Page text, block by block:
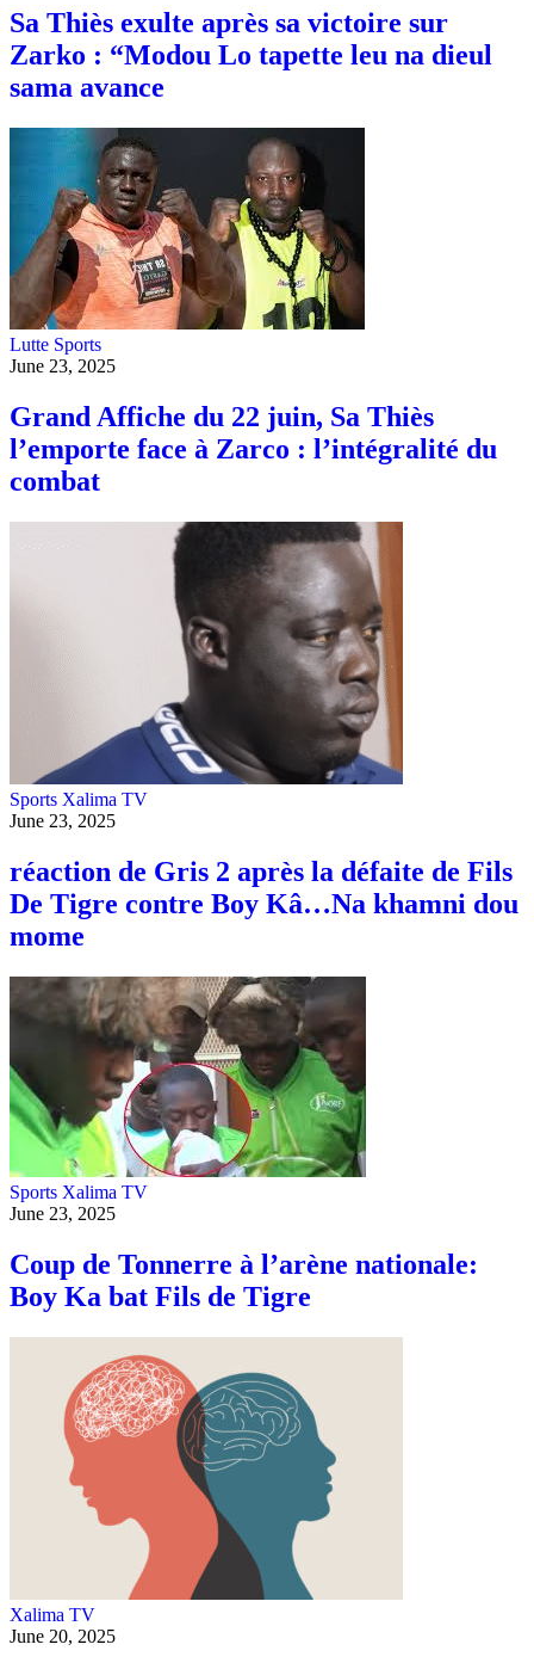
Sa Thiès exulte après sa victoire sur
Zarko : “Modou Lo tapette leu na dieul
sama avance
Lutte Sports
June 23, 2025
Grand Affiche du 22 juin, Sa Thiès
l’emporte face à Zarco : l’intégralité du
combat
Sports Xalima TV
June 23, 2025
réaction de Gris 2 après la défaite de Fils
De Tigre contre Boy Kâ…Na khamni dou
mome
Sports Xalima TV
June 23, 2025
Coup de Tonnerre à l’arène nationale:
Boy Ka bat Fils de Tigre
Xalima TV
June 20, 2025